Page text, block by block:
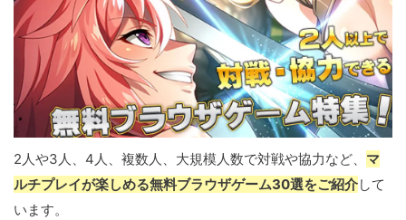
2人や3人、4人、複数人、大規模人数で対戦や協力など、 マ
ルチプレイが楽しめる無料ブラウザゲーム30選をご紹介して
います。